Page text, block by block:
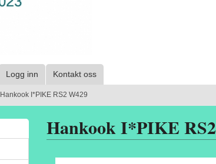
Logg inn Kontakt oss
Hankook I*PIKE RS2 W429
Hankook I*PIKE